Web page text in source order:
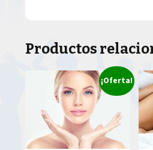
Productos
¡Oferta!